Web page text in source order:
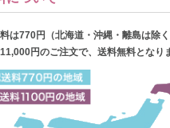
は770円（北海道・沖縄・離島は除
円のご注文で、送料無料となり